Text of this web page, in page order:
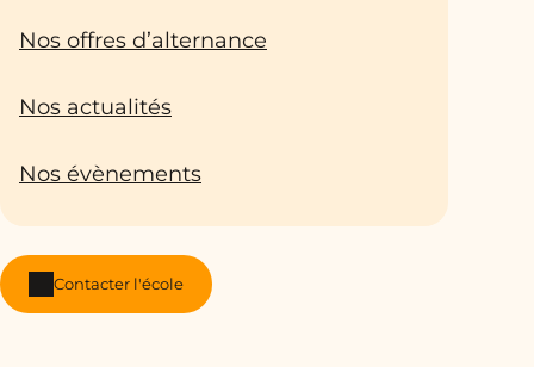
Nos offres d’alternance
Nos actualités
Nos évènements
Contacter l'école